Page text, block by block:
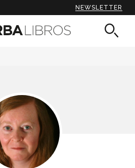
NEWSLETTER